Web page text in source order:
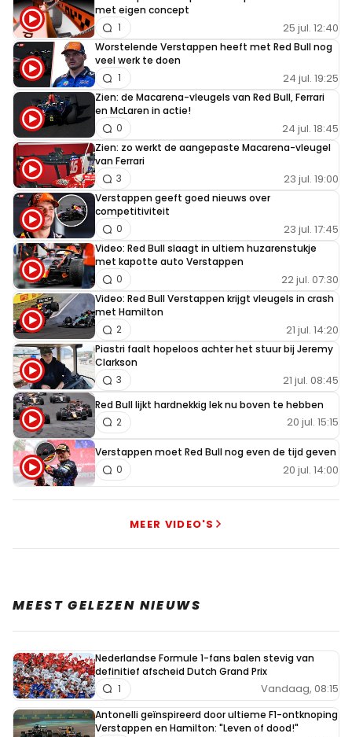
met eigen concept
25 jul. 12:40
1
Worstelende Verstappen heeft met Red Bull nog
veel werk te doen
24 jul. 19:25
1
Zien: de Macarena-vleugels van Red Bull, Ferrari
en McLaren in actie!
24 jul. 18:45
0
Zien: zo werkt de aangepaste Macarena-vleugel
van Ferrari
23 jul. 19:00
3
Verstappen geeft goed nieuws over
competitiviteit
23 jul. 17:45
0
Video: Red Bull slaagt in ultiem huzarenstukje
met kapotte auto Verstappen
22 jul. 07:30
0
Video: Red Bull Verstappen krijgt vleugels in crash
met Hamilton
21 jul. 14:20
2
Piastri faalt hopeloos achter het stuur bij Jeremy
Clarkson
21 jul. 08:45
3
Red Bull lijkt hardnekkig lek nu boven te hebben
20 jul. 15:15
2
Verstappen moet Red Bull nog even de tijd geven
20 jul. 14:00
0
MEER VIDEO'S
MEEST GELEZEN NIEUWS
Nederlandse Formule 1-fans balen stevig van
definitief afscheid Dutch Grand Prix
Vandaag, 08:15
1
Antonelli geïnspireerd door ultieme F1-ontknoping
Verstappen en Hamilton: "Leven of dood!"